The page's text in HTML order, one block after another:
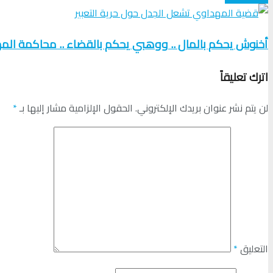
أخنوش يحكم بالمال .. ووهبي يحكم بالقضاء .. محاكمة
اترك تعليقاً
لن يتم نشر عنوان بريدك الإلكتروني. الحقول الإلزامية مشار إليها بـ*
التعليق*